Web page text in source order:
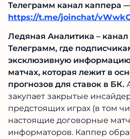
Телеграмм канал каппера
https://t.me/joinchat/
Ледяная Аналитика –
Телеграмм, где
эксклюзивную
матчах, которая лежит в
прогнозов для ставок в БК.
закупает закрытые
предстоящих играх (в том
самые настоящие
надежных информаторов.